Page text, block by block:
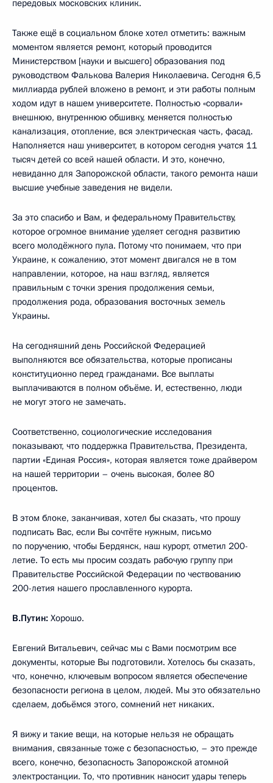
передовых московских клиник.
Также ещё в социальном блоке хотел отметить: важным
моментом является ремонт, который проводится
Министерством [науки и высшего] образования под
руководством Фалькова Валерия Николаевича. Сегодня 6,5
миллиарда рублей вложено в ремонт, и эти работы полным
ходом идут в нашем университете. Полностью «сорвали»
внешнюю, внутреннюю обшивку, меняется полностью
канализация, отопление, вся электрическая часть, фасад.
Наполняется наш университет, в котором сегодня учатся 11
тысяч детей со всей нашей области. И это, конечно,
невиданно для Запорожской области, такого ремонта наши
высшие учебные заведения не видели.
За это спасибо и Вам, и федеральному Правительству,
которое огромное внимание уделяет сегодня развитию
всего молодёжного пула. Потому что понимаем, что при
Украине, к сожалению, этот момент двигался не в том
направлении, которое, на наш взгляд, является
правильным с точки зрения продолжения семьи,
продолжения рода, образования восточных земель
Украины.
На сегодняшний день Российской Федерацией
выполняются все обязательства, которые прописаны
конституционно перед гражданами. Все выплаты
выплачиваются в полном объёме. И, естественно, люди
не могут этого не замечать.
Соответственно, социологические исследования
показывают, что поддержка Правительства, Президента,
партии «Единая Россия», которая является тоже драйвером
на нашей территории – очень высокая, более 80
процентов.
В этом блоке, заканчивая, хотел бы сказать, что прошу
подписать Вас, если Вы сочтёте нужным, письмо
по поручению, чтобы Бердянск, наш курорт, отметил 200-
летие. То есть мы просим создать рабочую группу при
Правительстве Российской Федерации по чествованию
200-летия нашего прославленного курорта.
В.Путин: Хорошо.
Евгений Витальевич, сейчас мы с Вами посмотрим все
документы, которые Вы подготовили. Хотелось бы сказать,
что, конечно, ключевым вопросом является обеспечение
безопасности региона в целом, людей. Мы это обязательно
сделаем, добьёмся этого, сомнений нет никаких.
Я вижу и такие вещи, на которые нельзя не обращать
внимания, связанные тоже с безопасностью, – это прежде
всего, конечно, безопасность Запорожской атомной
электростанции. То, что противник наносит удары теперь